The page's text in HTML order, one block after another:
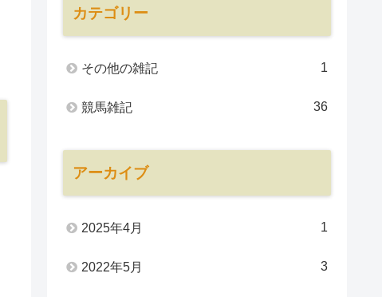
カテゴリー
その他の雑記 1
競馬雑記 36
アーカイブ
2025年4月 1
2022年5月 3